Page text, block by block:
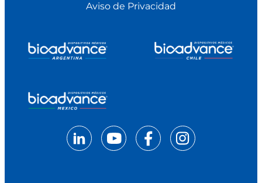
Aviso de Privacidad